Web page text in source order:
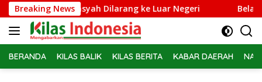
Langsung
ke
konten
Breaking News
Febrie Adriansyah Dilarang ke Luar Negeri Belasan
BERANDA KILAS BALIK KILAS BERITA KABAR DAERAH